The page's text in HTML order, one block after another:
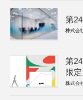
第
株式会
第
限定
株式会